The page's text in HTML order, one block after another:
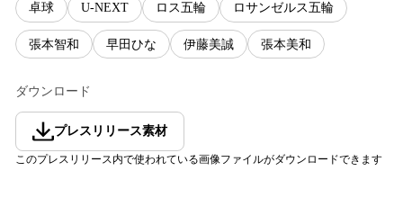
卓球 U-NEXT ロス五輪 ロサンゼルス五輪
張本智和 早田ひな 伊藤美誠 張本美和
ダウンロード
プレスリリース素材
このプレスリリース内で使われている画像ファイルがダウンロードできます